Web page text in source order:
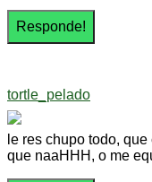
tortle_pelado
le res chupo todo,
que naaHHH, o me